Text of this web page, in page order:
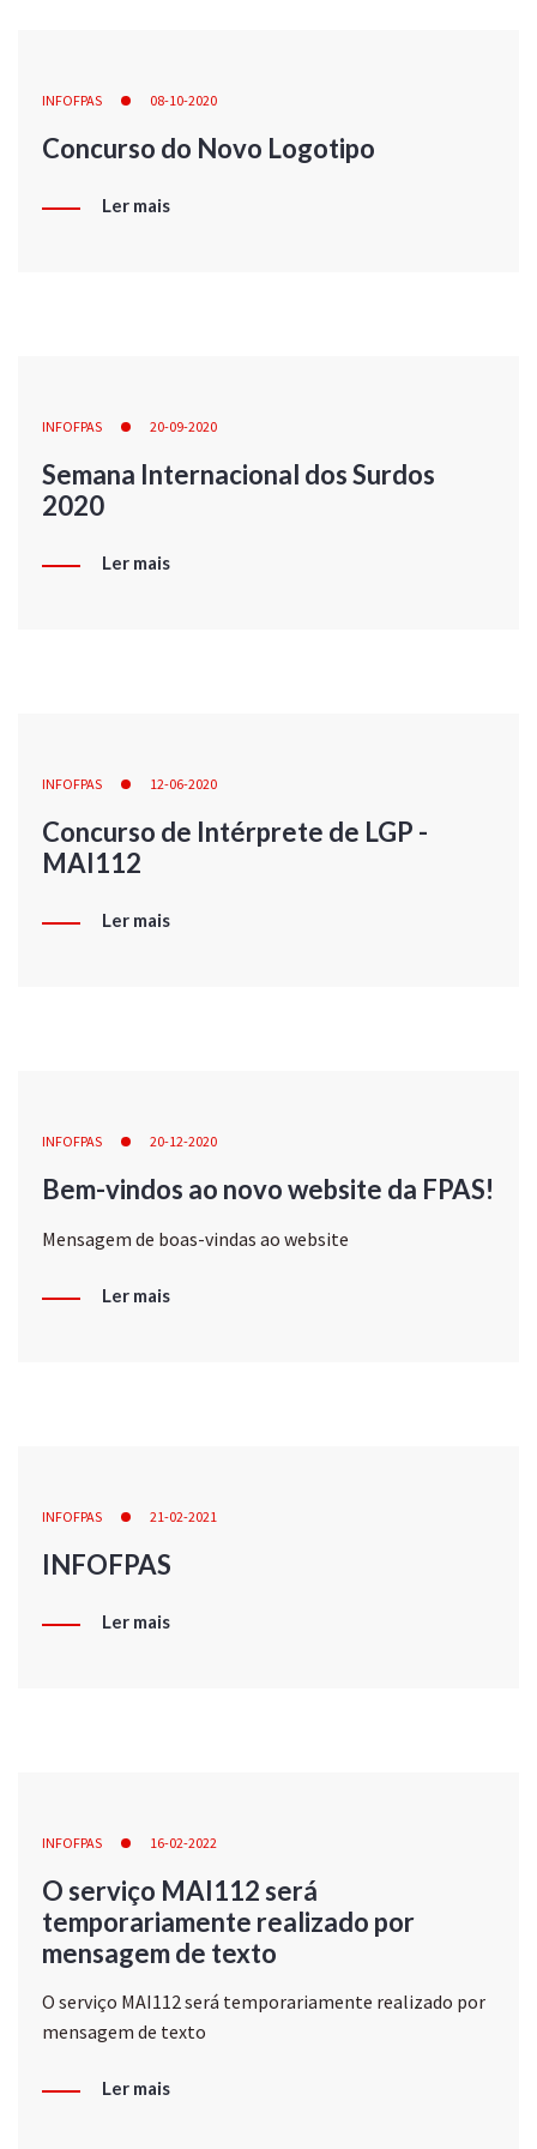
INFOFPAS 08-10-2020
Concurso do Novo Logotipo
Ler mais
INFOFPAS 20-09-2020
Semana Internacional dos Surdos
2020
Ler mais
INFOFPAS 12-06-2020
Concurso de Intérprete de LGP -
MAI112
Ler mais
INFOFPAS 20-12-2020
Bem-vindos ao novo website da FPAS!
Mensagem de boas-vindas ao website
Ler mais
INFOFPAS 21-02-2021
INFOFPAS
Ler mais
INFOFPAS 16-02-2022
O serviço MAI112 será
temporariamente realizado por
mensagem de texto
O serviço MAI112 será temporariamente realizado por
mensagem de texto
Ler mais